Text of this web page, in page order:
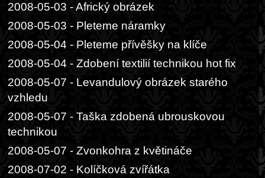
2008-05-03 - Africký obrázek
2008-05-03 - Pleteme náramky
2008-05-04 - Pleteme přívěšky na klíče
2008-05-04 - Zdobení textilií technikou hot fix
2008-05-07 - Levandulový obrázek starého
vzhledu
2008-05-07 - Taška zdobená ubrouskovou
technikou
2008-05-07 - Zvonkohra z květináče
2008-07-02 - Kolíčková zvířátka